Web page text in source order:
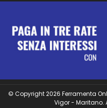
© Copyright 2026 Ferramenta
Vigor - Maritano.